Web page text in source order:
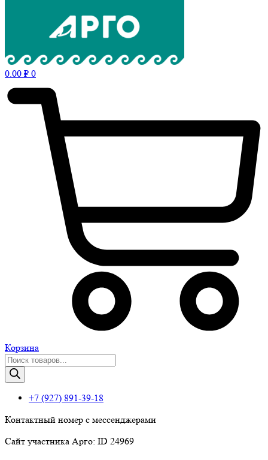
0.00 ₽ 0
Корзина
Поиск
товаров
+7 (927) 891-39-18
Контактный номер с мессенджерами
Сайт участника Арго: ID 24969